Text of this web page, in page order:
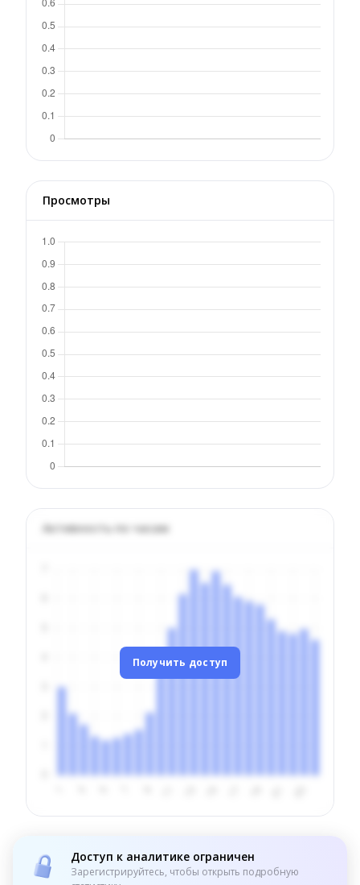
Просмотры
Активность по часам
Получить доступ
Доступ к аналитике ограничен
Зарегистрируйтесь, чтобы открыть подробную